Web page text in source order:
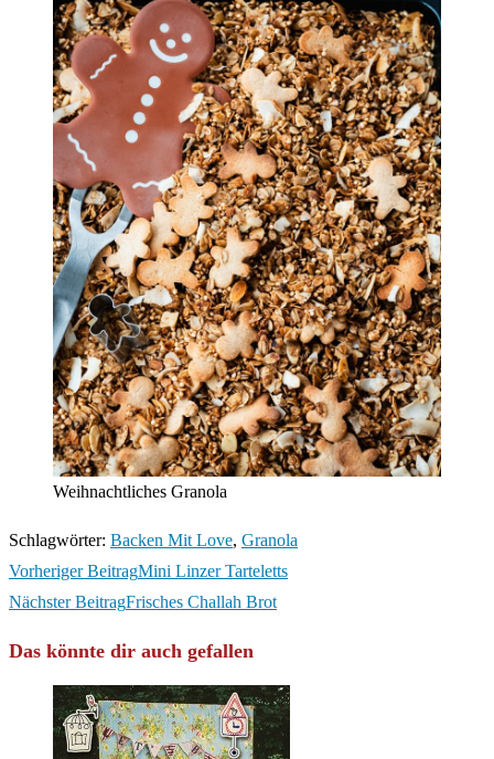
Weihnachtliches Granola
Schlagwörter: Backen Mit Love, Granola
Weitere
Artikel
Vorheriger BeitragMini Linzer Tarteletts
Nächster BeitragFrisches Challah Brot
Das könnte dir auch gefallen